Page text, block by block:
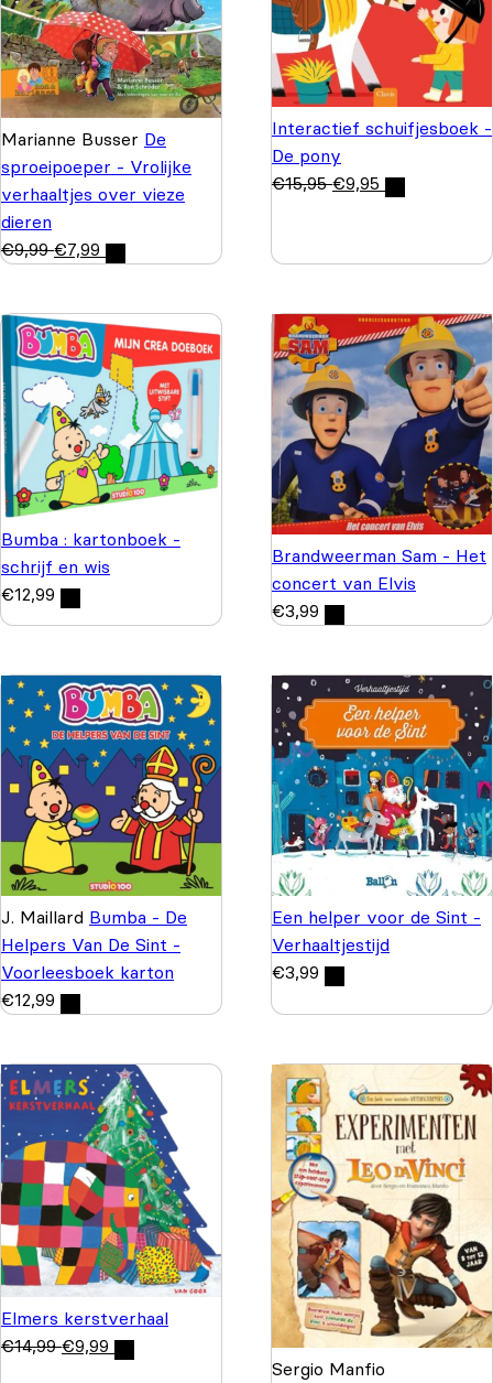
Marianne Busser De
sproeipoeper - Vrolijke
verhaaltjes over vieze
dieren
€9,99 €7,99
Interactief schuifjesboek -
De pony
€15,95 €9,95
Bumba : kartonboek -
schrijf en wis
€12,99
Brandweerman Sam - Het
concert van Elvis
€3,99
J. Maillard Bumba - De
Helpers Van De Sint -
Voorleesboek karton
€12,99
Een helper voor de Sint -
Verhaaltjestijd
€3,99
Elmers kerstverhaal
€14,99 €9,99
Sergio Manfio